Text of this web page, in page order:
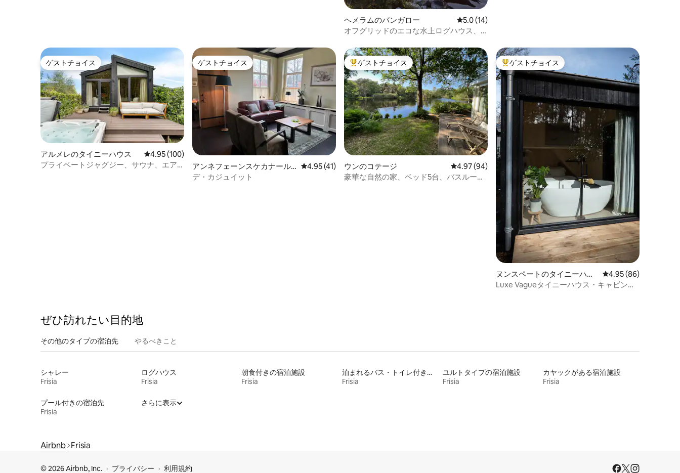
ヘメラムのバンガロー レビュー14件、5つ星中5.0つ星の平均評価
5.0 (14)
オフグリッドのエコな水上ログハウス、
ゲストチョイス
ゲストチョイス
アルメレのタイニーハウス レビュー100件、5つ星中4.95つ星の平均評価
4.95 (100)
プライベートジャグジー、サウナ、エア
ゲストチョイス
ゲストチョイス
アンネフェーンスケカナール
のコンドミニアム
レビュー41件、5つ星中4.95つ星の平均評価
4.95 (41)
デ・カジュイット
大好評のゲストチョイスです。
ゲストチョイス
ウンのコテージ レビュー94件、5つ星中4.97つ星の平均評価
4.97 (94)
豪華な自然の家、ベッド5台、バスルーム
大好評のゲストチョイスです。
ゲストチョイス
ヌンスペートのタイニーハウ
ス
レビュー86件、5つ星
4.95 (86)
Luxe Vagueタイニーハウス・キャビン・
ぜひ訪⁠れ⁠た⁠い目⁠的⁠地
その他のタ⁠イ⁠プ⁠の宿⁠泊⁠先 やるべきこと
シャレー
Frisia
ログハウス
Frisia
朝食付きの宿泊施設
Frisia
泊まれるバス・トイレ付き個室
Frisia
ユルトタイプの宿泊施設
Frisia
カヤックがある宿泊施設
Frisia
プール付きの宿泊先
Frisia
さらに表示
Airbnb Frisia
© 2026 Airbnb, Inc. プライバシー 利用規約